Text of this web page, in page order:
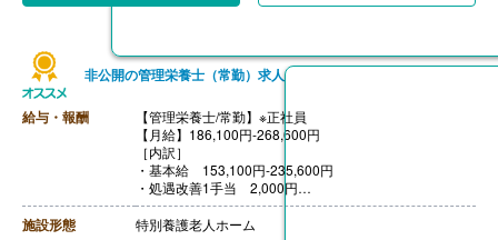
非公開の管理栄養士（常勤）求人
給与・報酬
【管理栄養士/常勤】※正社員
【月給】186,100円-268,600円
［内訳］
・基本給 153,100円-235,600円
・処遇改善1手当 2,000円
・処遇改善2手当 6,000円
・処遇改善3手当 5,000円
施設形態 特別養護老人ホーム